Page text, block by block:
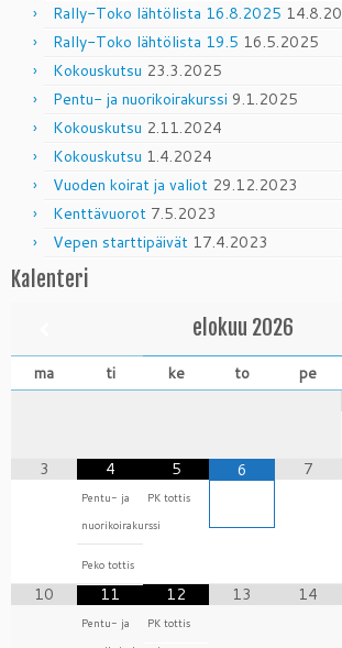
Rally-Toko lähtölista 16.8.2025
Rally-Toko lähtölista 19.5 16.5.2025
Kokouskutsu 23.3.2025
Pentu- ja nuorikoirakurssi 9.1.2025
Kokouskutsu 2.11.2024
Kokouskutsu 1.4.2024
Vuoden koirat ja valiot 29.12.2023
Kenttävuorot 7.5.2023
Vepen starttipäivät 17.4.2023
Kalenteri
elokuu 2026
ma ti ke to pe
3 4
Pentu- ja
nuorikoirakurssi
Peko tottis
5
PK tottis
6 7
10 11
Pentu- ja
12
PK tottis
13 14